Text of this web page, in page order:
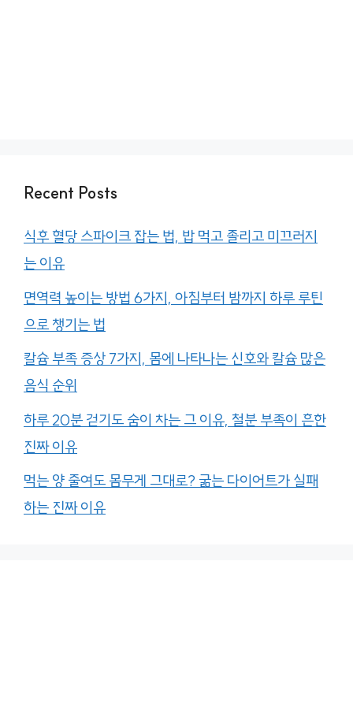
Recent Posts
식후 혈당 스파이크 잡는 법, 밥 먹고 졸리고 미끄러지
는 이유
면역력 높이는 방법 6가지, 아침부터 밤까지 하루 루틴
으로 챙기는 법
칼슘 부족 증상 7가지, 몸에 나타나는 신호와 칼슘 많은
음식 순위
하루 20분 걷기도 숨이 차는 그 이유, 철분 부족이 흔한
진짜 이유
먹는 양 줄여도 몸무게 그대로? 굶는 다이어트가 실패
하는 진짜 이유